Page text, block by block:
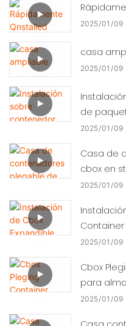
2025 01 09
casa
2025 01 09
de
2025 01 09
Casa de
cbox en
2025 01 09
Container
2025 01 09
Cbox
para
2025 01 09